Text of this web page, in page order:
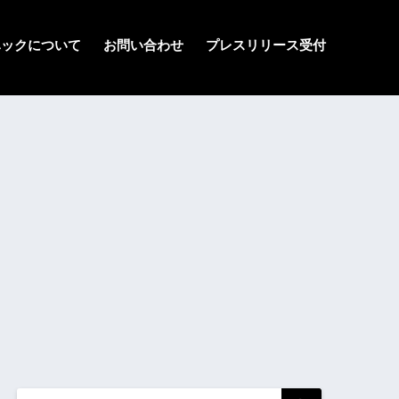
クについて お問い合わせ プレスリリース受付